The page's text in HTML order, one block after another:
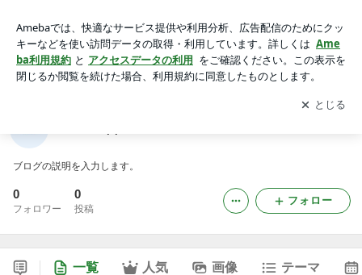
アプリをダウンロードして ブログの更新通知
を受け取りまし
ょう。
開く
ブログの説明を入力します。
0
フォロワー
0
投稿
フォロー
一覧 人気 画像 テーマ